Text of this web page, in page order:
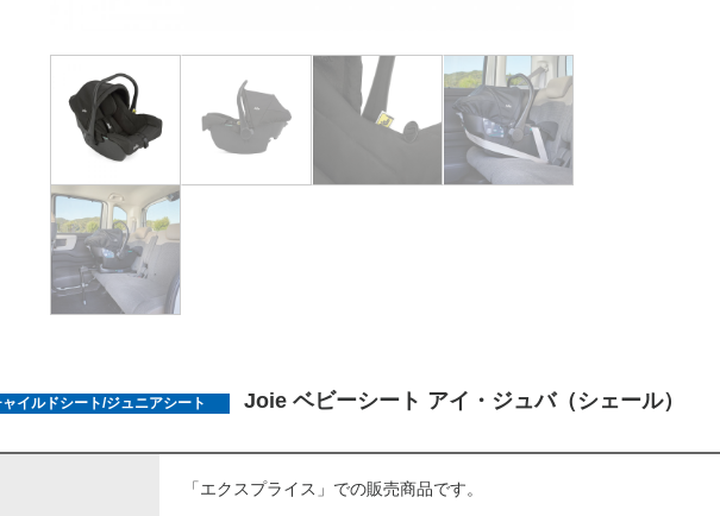
イルドシート/ジュニアシート Joie ベビーシート アイ・ジュバ（シェール）
「エクスプライス」での販売商品です。